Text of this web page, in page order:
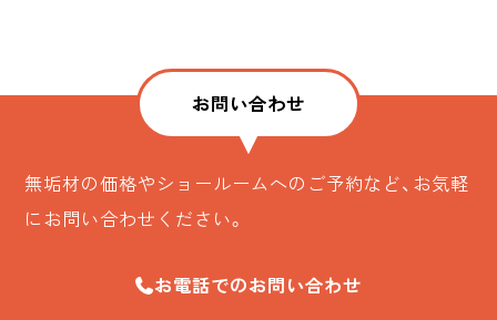
お問い合わせ
無垢材の価格やショールームへのご予約など、お気軽
にお問い合わせください。
お電話でのお問い合わせ